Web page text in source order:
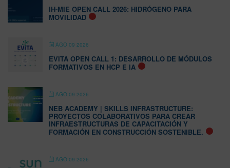
IH-MIE OPEN CALL 2026: HIDRÓGENO PARA
MOVILIDAD
AGO 09 2026
EVITA OPEN CALL 1: DESARROLLO DE MÓDULOS
FORMATIVOS EN HCP E IA
AGO 09 2026
NEB ACADEMY | SKILLS INFRASTRUCTURE:
PROYECTOS COLABORATIVOS PARA CREAR
INFRAESTRUCTURAS DE CAPACITACIÓN Y
FORMACIÓN EN CONSTRUCCIÓN SOSTENIBLE.
AGO 09 2026